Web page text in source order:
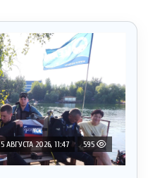
5 АВГУСТА 2026, 11:47 595